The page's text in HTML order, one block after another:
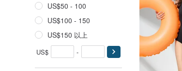
US$50 - 100
US$100 - 150
US$150 以上
US$ -